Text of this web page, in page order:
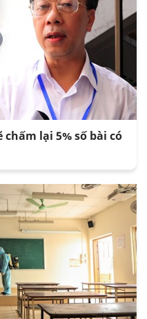
chấm lại 5% số bài có